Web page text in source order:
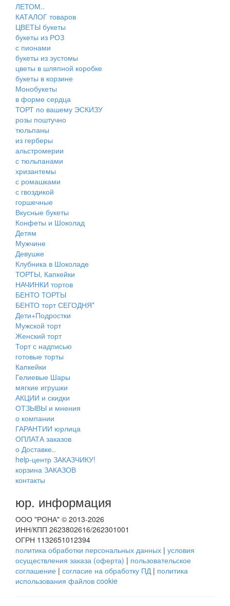
ЛЕТОМ..
КАТАЛОГ товаров
ЦВЕТЫ букеты
букеты из РОЗ
с пионами
букеты из эустомы
цветы в шляпной коробке
букеты в корзине
Монобукеты
в форме сердца
ТОРТ по вашему ЭСКИЗУ
розы поштучно
тюльпаны
из герберы
альстромерии
с тюльпанами
хризантемы
с ромашками
с гвоздикой
горшечные
Вкусные букеты
Конфеты и Шоколад
Детям
Мужчине
Девушке
Клубника в Шоколаде
ТОРТЫ, Капкейки
НАЧИНКИ тортов
БЕНТО ТОРТЫ
БЕНТО торт СЕГОДНЯ*
Дети+Подростки
Мужской торт
Женский торт
Торт с надписью
готовые торты
Капкейки
Гелиевые Шары
мягкие игрушки
АКЦИИ и скидки
ОТЗЫВЫ и мнения
о компании
ГАРАНТИИ юрлица
ОПЛАТА заказов
о Доставке..
help-центр ЗАКАЗЧИКУ!
корзина ЗАКАЗОВ
контакты
юр. информация
ООО "РОНА" © 2013-2026
ИНН/КПП 2623802616/262301001
ОГРН 1132651012394
политика обработки персональных данных | условия
осуществления заказа (оферта) | пользовательское
соглашение | согласие на обработку ПД | политика
использования файлов cookie